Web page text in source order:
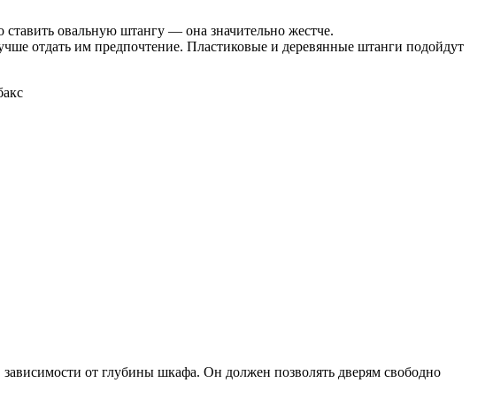
овальную штангу — она значительно жестче.
отдать им предпочтение. Пластиковые и деревянные штанги подойдут
от глубины шкафа. Он должен позволять дверям свободно